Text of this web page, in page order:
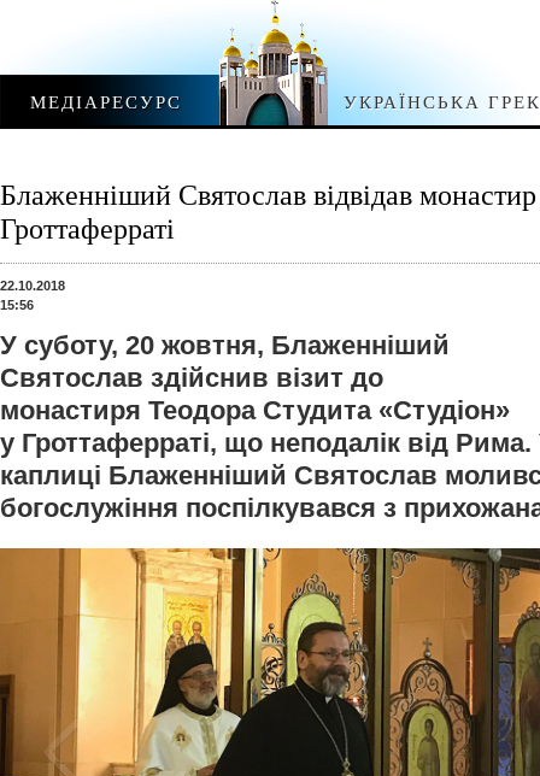
МЕДІАРЕСУРС УКРАЇНСЬКА
Блаженніший Святослав відвідав
Гроттаферраті
22.10.2018
15:56
У суботу, 20 жовтня, Блаженніший
Святослав здійснив візит до
монастиря Теодора Студита «Студіон»
у Гроттаферраті, що неподалік від
каплиці Блаженніший Святослав
богослужіння поспілкувався з